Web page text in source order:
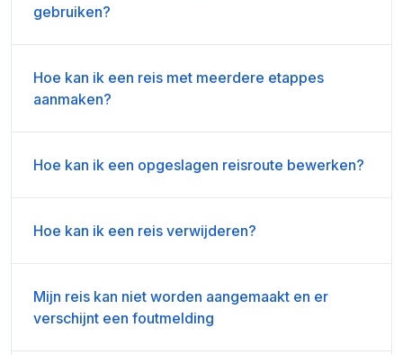
gebruiken?
Hoe kan ik een reis met meerdere etappes
aanmaken?
Hoe kan ik een opgeslagen reisroute bewerken?
Hoe kan ik een reis verwijderen?
Mijn reis kan niet worden aangemaakt en er
verschijnt een foutmelding